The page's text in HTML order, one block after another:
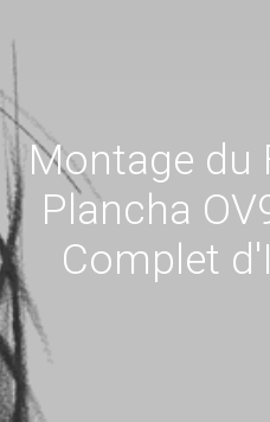
Montage du
Plancha
Complet